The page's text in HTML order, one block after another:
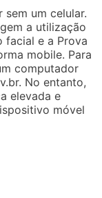
sem um celular.
a utilização
facial e a Prova
mobile. Para
computador
No entanto,
elevada e
móvel